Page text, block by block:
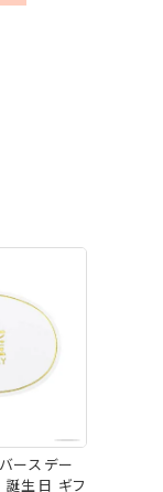
ースデー
生日 ギフ